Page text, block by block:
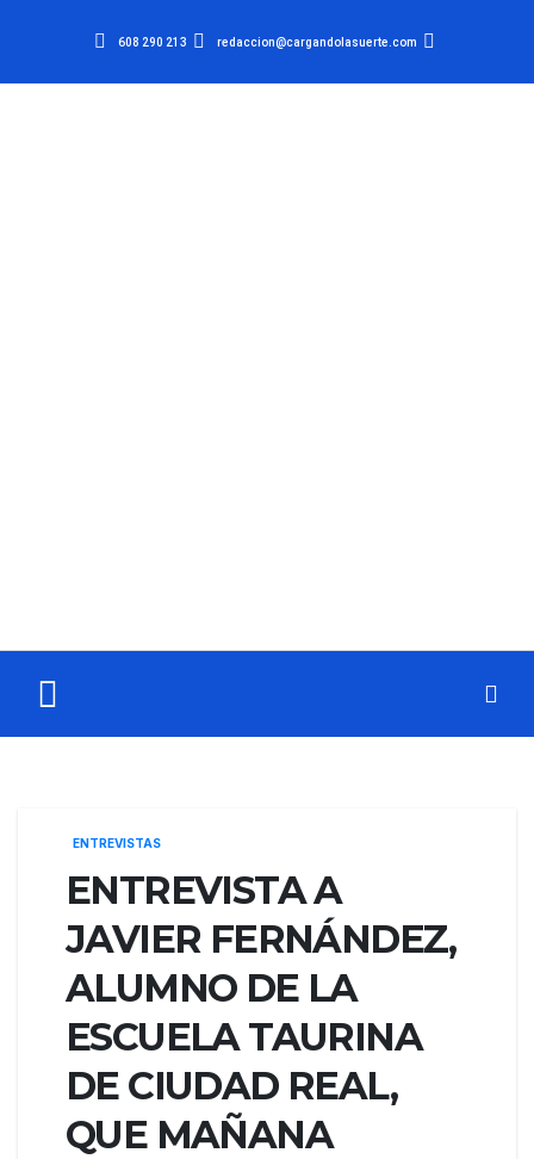
608 290 213 redaccion@cargandolasuerte.com
ENTREVISTAS
ENTREVISTA A
JAVIER FERNÁNDEZ,
ALUMNO DE LA
ESCUELA TAURINA
DE CIUDAD REAL,
QUE MAÑANA